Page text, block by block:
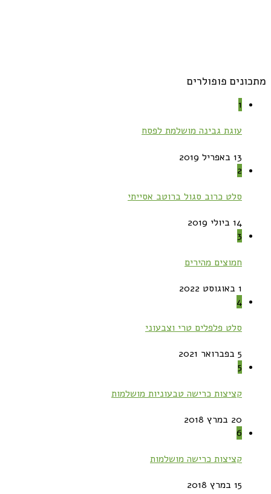
מתכונים פופולרים
1
עוגת גבינה מושלמת לפסח
13 באפריל 2019
2
סלט כרוב סגול ברוטב אסייתי
14 ביולי 2019
3
חמוצים מהירים
1 באוגוסט 2022
4
סלט פלפלים טרי וצבעוני
5 בפברואר 2021
5
קציצות כרישה טבעוניות מושלמות
20 במרץ 2018
6
קציצות כרישה מושלמות
15 במרץ 2018